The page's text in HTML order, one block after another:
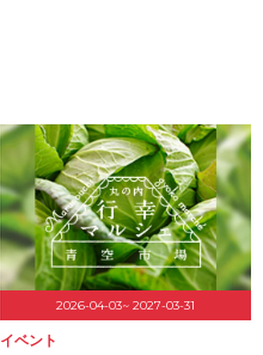
2026-04-03~ 2027-03-31
イベント